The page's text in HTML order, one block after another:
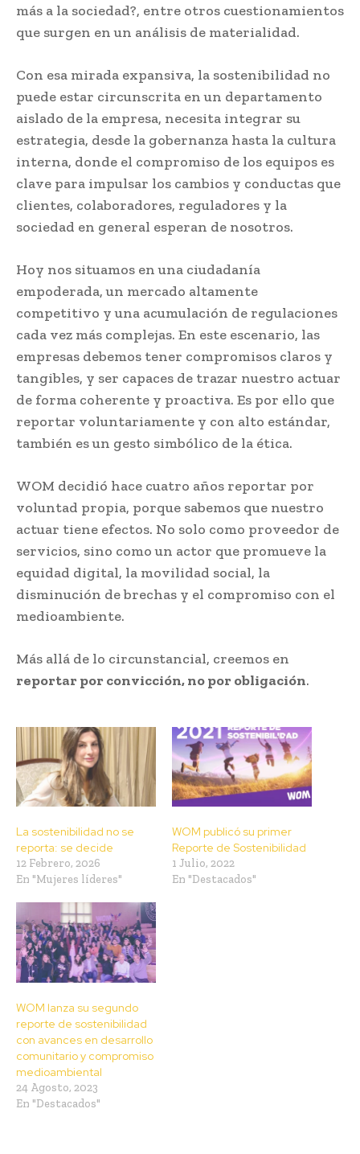
más a la sociedad?, entre otros cuestionamientos
que surgen en un análisis de materialidad.
Con esa mirada expansiva, la sostenibilidad no
puede estar circunscrita en un departamento
aislado de la empresa, necesita integrar su
estrategia, desde la gobernanza hasta la cultura
interna, donde el compromiso de los equipos es
clave para impulsar los cambios y conductas que
clientes, colaboradores, reguladores y la
sociedad en general esperan de nosotros.
Hoy nos situamos en una ciudadanía
empoderada, un mercado altamente
competitivo y una acumulación de regulaciones
cada vez más complejas. En este escenario, las
empresas debemos tener compromisos claros y
tangibles, y ser capaces de trazar nuestro actuar
de forma coherente y proactiva. Es por ello que
reportar voluntariamente y con alto estándar,
también es un gesto simbólico de la ética.
WOM decidió hace cuatro años reportar por
voluntad propia, porque sabemos que nuestro
actuar tiene efectos. No solo como proveedor de
servicios, sino como un actor que promueve la
equidad digital, la movilidad social, la
disminución de brechas y el compromiso con el
medioambiente.
Más allá de lo circunstancial, creemos en
reportar por convicción, no por obligación.
La sostenibilidad no se
reporta: se decide
12 Febrero, 2026
En "Mujeres líderes"
WOM publicó su primer
Reporte de Sostenibilidad
1 Julio, 2022
En "Destacados"
WOM lanza su segundo
reporte de sostenibilidad
con avances en desarrollo
comunitario y compromiso
medioambiental
24 Agosto, 2023
En "Destacados"